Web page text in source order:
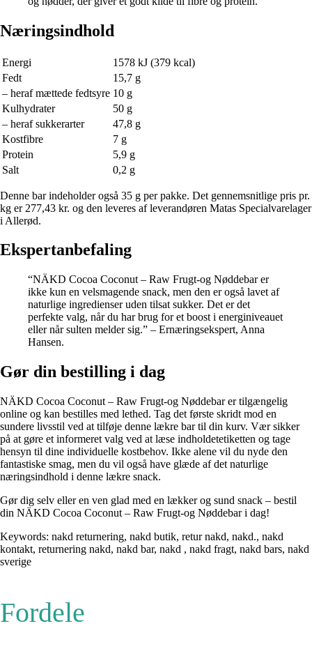
Næringsindhold
Energi
1578 kJ (379 kcal)
Fedt
15,7 g
– heraf mættede fedtsyre 10 g
Kulhydrater
50 g
– heraf sukkerarter
47,8 g
Kostfibre
7 g
Protein
5,9 g
Salt
0,2 g
Denne bar indeholder også 35 g per pakke. Det gennemsnitlige pris pr.
kg er 277,43 kr. og den leveres af leverandøren Matas Specialvarelager
i Allerød.
Ekspertanbefaling
“NÄKD Cocoa Coconut – Raw Frugt-og Nøddebar er
ikke kun en velsmagende snack, men den er også lavet af
naturlige ingredienser uden tilsat sukker. Det er det
perfekte valg, når du har brug for et boost i energiniveauet
eller når sulten melder sig.” – Ernæringsekspert, Anna
Hansen.
Gør din bestilling i dag
NÄKD Cocoa Coconut – Raw Frugt-og Nøddebar er tilgængelig
online og kan bestilles med lethed. Tag det første skridt mod en
sundere livsstil ved at tilføje denne lækre bar til din kurv. Vær sikker
på at gøre et informeret valg ved at læse indholdetetiketten og tage
hensyn til dine individuelle kostbehov. Ikke alene vil du nyde den
fantastiske smag, men du vil også have glæde af det naturlige
næringsindhold i denne lækre snack.
Gør dig selv eller en ven glad med en lækker og sund snack – bestil
din NÄKD Cocoa Coconut – Raw Frugt-og Nøddebar i dag!
Keywords: nakd returnering, nakd butik, retur nakd, nakd., nakd
kontakt, returnering nakd, nakd bar, nakd , nakd fragt, nakd bars, nakd
sverige
Fordele